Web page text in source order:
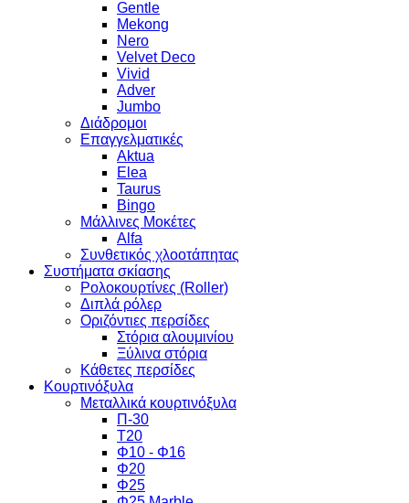
Gentle
Mekong
Nero
Velvet Deco
Vivid
Adver
Jumbo
Διάδρομοι
Επαγγελματικές
Aktua
Elea
Taurus
Bingo
Μάλλινες Μοκέτες
Alfa
Συνθετικός χλοοτάπητας
Συστήματα σκίασης
Ρολοκουρτίνες (Roller)
Διπλά ρόλερ
Οριζόντιες περσίδες
Στόρια αλουμινίου
Ξύλινα στόρια
Κάθετες περσίδες
Κουρτινόξυλα
Μεταλλικά κουρτινόξυλα
Π-30
Τ20
Φ10 - Φ16
Φ20
Φ25